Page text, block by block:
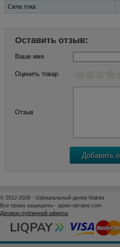
Сила тока
Оставить отзыв:
Ваше имя
Оценить товар
Отзыв
© 2012-2026 - Официальный дилер Makita
Все права защищены - japan-ukraine.com
Договор публичной оферты